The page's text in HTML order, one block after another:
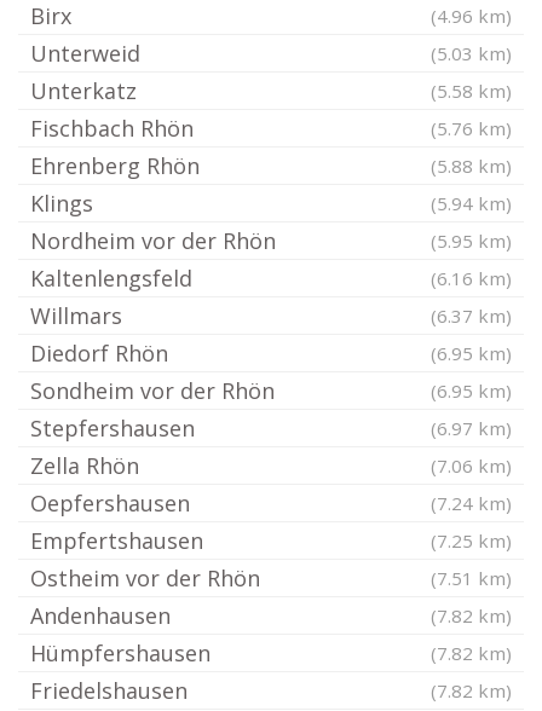
Birx (4.96 km)
Unterweid (5.03 km)
Unterkatz (5.58 km)
Fischbach Rhön (5.76 km)
Ehrenberg Rhön (5.88 km)
Klings (5.94 km)
Nordheim vor der Rhön (5.95 km)
Kaltenlengsfeld (6.16 km)
Willmars (6.37 km)
Diedorf Rhön (6.95 km)
Sondheim vor der Rhön (6.95 km)
Stepfershausen (6.97 km)
Zella Rhön (7.06 km)
Oepfershausen (7.24 km)
Empfertshausen (7.25 km)
Ostheim vor der Rhön (7.51 km)
Andenhausen (7.82 km)
Hümpfershausen (7.82 km)
Friedelshausen (7.82 km)